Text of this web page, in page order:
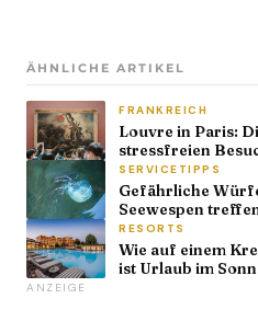
ÄHNLICHE ARTIKEL
FRANKREICH
Louvre in Paris:
stressfreien
SERVICETIPPS
Gefährliche
Seewespen
RESORTS
Wie auf einem
ist Urlaub im
ANZEIGE